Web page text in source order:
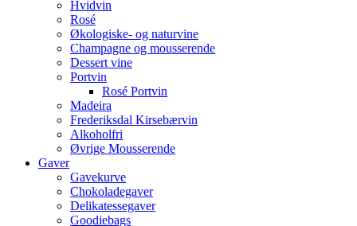
Hvidvin
Rosé
Økologiske- og naturvine
Champagne og mousserende
Dessert vine
Portvin
Rosé Portvin
Madeira
Frederiksdal Kirsebærvin
Alkoholfri
Øvrige Mousserende
Gaver
Gavekurve
Chokoladegaver
Delikatessegaver
Goodiebags